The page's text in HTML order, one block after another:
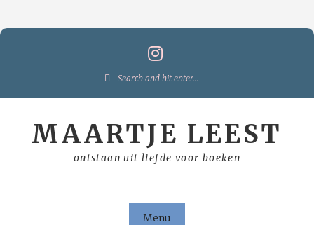
Search
MAARTJE LEEST
ontstaan uit liefde voor boeken
Menu